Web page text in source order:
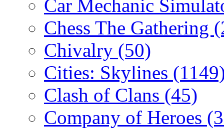
Car Mechanic
Chess The Gathering
Chivalry (50)
Cities: Skylines
Clash of Clans (45)
Company of Heroes